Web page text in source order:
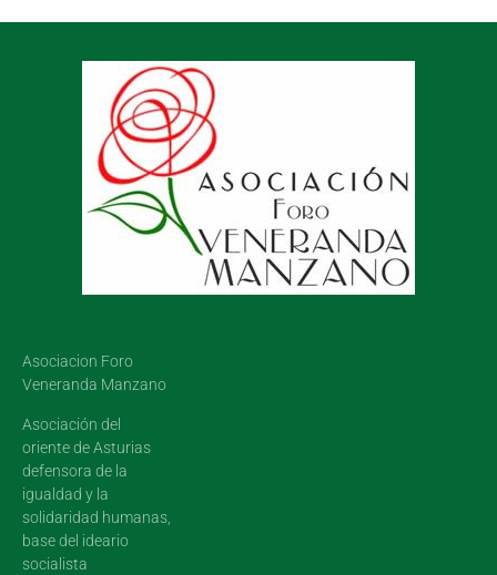
Asociacion Foro
Veneranda Manzano
Asociación del
oriente de Asturias
defensora de la
igualdad y la
solidaridad humanas,
base del ideario
socialista